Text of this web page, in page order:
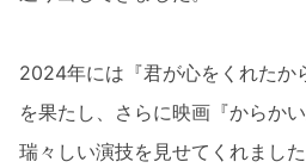
2024年には『君が心をくれたか
を果たし、さらに映画『からか
瑞々しい演技を見せてくれました